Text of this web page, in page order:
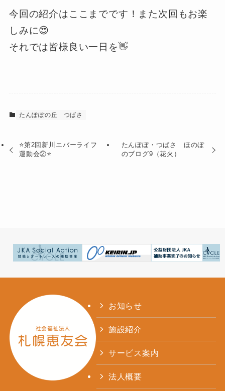
今回の紹介はここまでです！また次回もお楽
しみに😍
それでは皆様良い一日を👋
たんぽぽの丘 つばさ
⭐第2回新川エバーライフ
運動会②⭐
たんぽぽ・つばさ ほのぼ
のブログ9（花火）
お知らせ
施設紹介
サービス案内
法人概要